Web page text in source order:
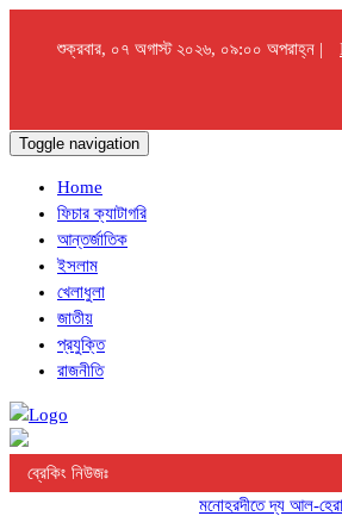
শুক্রবার, ০৭ অগাস্ট ২০২৬, ০৯:০০ অপরাহ্ন |
Toggle navigation
Home
ফিচার ক্যাটাগরি
আন্তর্জাতিক
ইসলাম
খেলাধুলা
জাতীয়
প্রযুক্তি
রাজনীতি
ব্রেকিং নিউজঃ
মনোহরদীতে দ্য আল-হেরা